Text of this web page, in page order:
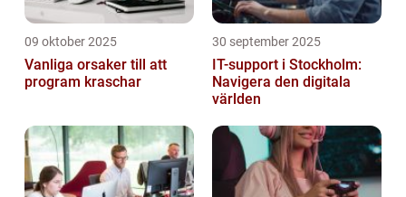
09 oktober 2025
Vanliga orsaker till att
program kraschar
30 september 2025
IT-support i Stockholm:
Navigera den digitala
världen